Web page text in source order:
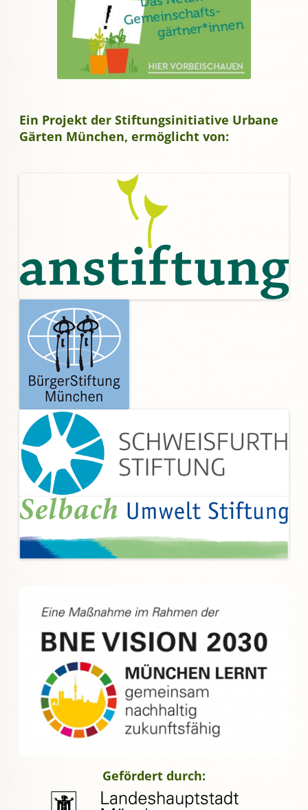
Ein Projekt der Stiftungsinitiative Urbane
Gärten München, ermöglicht von:
Gefördert durch: